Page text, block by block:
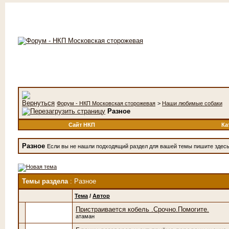
Форум - НКП Московская сторожевая > Наши любимые собаки
Разное
Сайт НКП
Разное Если вы не нашли подходящий раздел для вашей темы пишите здесь
Темы раздела: Разное
Тема / Автор
Пристраивается кобель .Срочно.Помогите.
атаман